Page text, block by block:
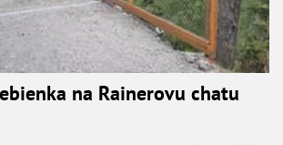
na Rainerovu chatu